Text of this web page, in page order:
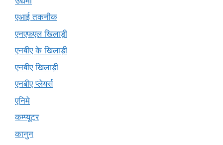
एआई तकनीक
एनएफएल खिलाड़ी
एनबीए के खिलाड़ी
एनबीए खिलाड़ी
एनबीए प्लेयर्स
एनिमे
कम्प्यूटर
कानुन